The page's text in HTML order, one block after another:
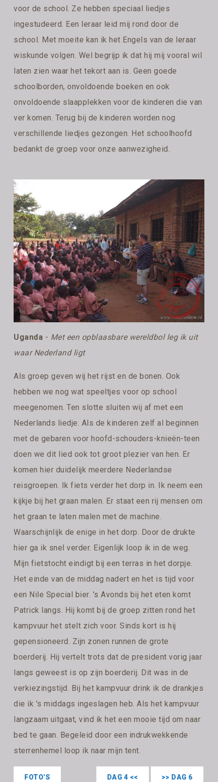
voor de school. Ze hebben speciaal liedjes
ingestudeerd. Een leraar leid mij rond door de
school. Met moeite kan ik het Engels van de leraar
wiskunde volgen. Wel begrijp ik dat hij mij vooral wil
laten zien waar het tekort aan is. Geen goede
schoolborden, onvoldoende boeken en ook
onvoldoende slaapplekken voor de kinderen die van
ver komen. Terug bij de kinderen worden nog
verschillende liedjes gezongen. Het schoolhoofd
bedankt de groep voor onze aanwezigheid.
Uganda - Met een opblaasbare wereldbol leg ik uit
waar Nederland ligt
Als groep geven wij het rijst en de bonen. Ook
hebben we nog wat speeltjes voor op school
meegenomen. Ten slotte sluiten wij af met een
Nederlands liedje. Als de kinderen zelf al beginnen
met de gebaren voor hoofd-schouders-knieën-teen
doen we dit lied ook tot groot plezier van hen. Er
komen hier duidelijk meerdere Nederlandse
reisgroepen. Ik fiets verder het dorp in. Ik neem een
kijkje bij het graan malen. Er staat een rij mensen om
het graan te laten malen met de machine.
Waarschijnlijk de enige in het dorp. Door de drukte
hier ga ik snel verder. Eigenlijk loop ik in de weg.
Mijn fietstocht eindigt bij een terras in het dorpje.
Het einde van de middag nadert en het is tijd voor
een Nile Special bier. 's Avonds bij het eten komt
Patrick langs. Hij komt bij de groep zitten rond het
kampvuur het stelt zich voor. Sinds kort is hij
gepensioneerd. Zijn zonen runnen de grote
boerderij. Hij vertelt trots dat de president vorig jaar
langs geweest is op zijn boerderij. Dit was in de
verkiezingstijd. Bij het kampvuur drink ik de drankjes
die ik 's middags ingeslagen heb. Als het kampvuur
langzaam uitgaat, vind ik het een mooie tijd om naar
bed te gaan. Begeleid door een indrukwekkende
sterrenhemel loop ik naar mijn tent.
>> DAG 6
DAG 4 <<
FOTO'S